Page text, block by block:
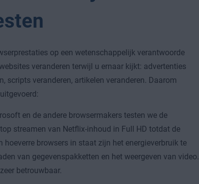
op een wetenschappelijk verantwoorde
veranderen terwijl u ernaar kijkt: advertenties
scripts veranderen, artikelen veranderen. Daarom
en de andere browsermakers testen we de
streamen van Netflix-inhoud in Full HD totdat de
browsers in staat zijn het energieverbruik te
van gegevenspakketten en het weergeven van video.
betrouwbaar.